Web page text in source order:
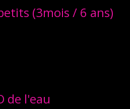
(3mois / 6 ans)
de l'eau